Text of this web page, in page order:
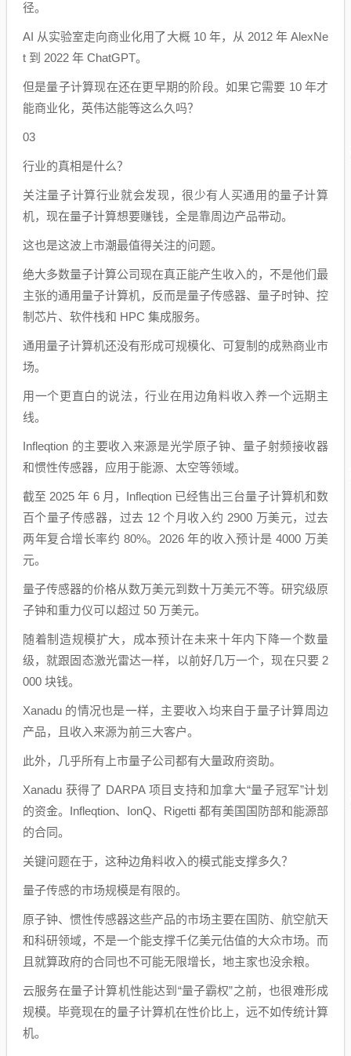
径。
AI 从实验室走向商业化用了大概 10 年，从 2012 年 AlexNe
t 到 2022 年 ChatGPT。
但是量子计算现在还在更早期的阶段。如果它需要 10 年才
能商业化，英伟达能等这么久吗？
03
行业的真相是什么？
关注量子计算行业就会发现，很少有人买通用的量子计算
机，现在量子计算想要赚钱，全是靠周边产品带动。
这也是这波上市潮最值得关注的问题。
绝大多数量子计算公司现在真正能产生收入的，不是他们最
主张的通用量子计算机，反而是量子传感器、量子时钟、控
制芯片、软件栈和 HPC 集成服务。
通用量子计算机还没有形成可规模化、可复制的成熟商业市
场。
用一个更直白的说法，行业在用边角料收入养一个远期主
线。
Infleqtion 的主要收入来源是光学原子钟、量子射频接收器
和惯性传感器，应用于能源、太空等领域。
截至 2025 年 6 月，Infleqtion 已经售出三台量子计算机和数
百个量子传感器，过去 12 个月收入约 2900 万美元，过去
两年复合增长率约 80%。2026 年的收入预计是 4000 万美
元。
量子传感器的价格从数万美元到数十万美元不等。研究级原
子钟和重力仪可以超过 50 万美元。
随着制造规模扩大，成本预计在未来十年内下降一个数量
级，就跟固态激光雷达一样，以前好几万一个，现在只要 2
000 块钱。
Xanadu 的情况也是一样，主要收入均来自于量子计算周边
产品，且收入来源为前三大客户。
此外，几乎所有上市量子公司都有大量政府资助。
Xanadu 获得了 DARPA 项目支持和加拿大“量子冠军”计划
的资金。Infleqtion、IonQ、Rigetti 都有美国国防部和能源部
的合同。
关键问题在于，这种边角料收入的模式能支撑多久？
量子传感的市场规模是有限的。
原子钟、惯性传感器这些产品的市场主要在国防、航空航天
和科研领域，不是一个能支撑千亿美元估值的大众市场。而
且就算政府的合同也不可能无限增长，地主家也没余粮。
云服务在量子计算机性能达到“量子霸权”之前，也很难形成
规模。毕竟现在的量子计算机在性价比上，远不如传统计算
机。